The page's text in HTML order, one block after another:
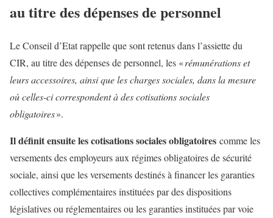
au titre des dépenses de personnel
Le Conseil d’Etat rappelle que sont retenus dans l’assiette du
CIR, au titre des dépenses de personnel, les «rémunérations et
leurs accessoires, ainsi que les charges sociales, dans la mesure
où celles-ci correspondent à des cotisations sociales
obligatoires».
Il définit ensuite les cotisations sociales obligatoires comme les
versements des employeurs aux régimes obligatoires de sécurité
sociale, ainsi que les versements destinés à financer les garanties
collectives complémentaires instituées par des dispositions
législatives ou réglementaires ou les garanties instituées par voie